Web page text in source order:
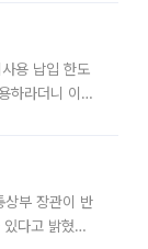
용 납입 한도
하라더니 이제
상부 장관이 반
다고 밝혔다.